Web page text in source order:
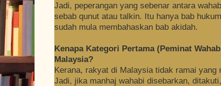
Jadi, peperangan yang sebenar antara
sebab qunut atau talkin. Itu hanya bab
sudah mula membahaskan bab akidah.
Kenapa Kategori Pertama (Peminat
Malaysia?
Kerana, rakyat di Malaysia tidak ramai yang
Jadi, jika manhaj wahabi disebarkan,